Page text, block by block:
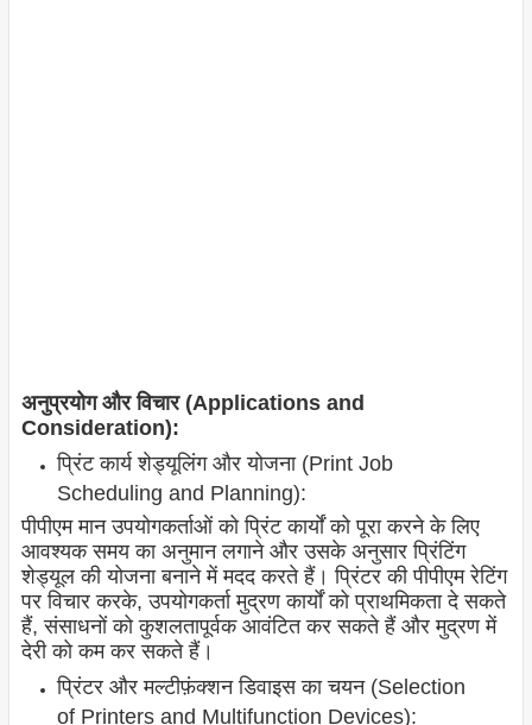
अनुप्रयोग और विचार (Applications and
Consideration):
प्रिंट कार्य शेड्यूलिंग और योजना (Print Job
Scheduling and Planning):
पीपीएम मान उपयोगकर्ताओं को प्रिंट कार्यों को पूरा करने के लिए
आवश्यक समय का अनुमान लगाने और उसके अनुसार प्रिंटिंग
शेड्यूल की योजना बनाने में मदद करते हैं। प्रिंटर की पीपीएम रेटिंग
पर विचार करके, उपयोगकर्ता मुद्रण कार्यों को प्राथमिकता दे सकते
हैं, संसाधनों को कुशलतापूर्वक आवंटित कर सकते हैं और मुद्रण में
देरी को कम कर सकते हैं।
प्रिंटर और मल्टीफ़ंक्शन डिवाइस का चयन (Selection
of Printers and Multifunction Devices):